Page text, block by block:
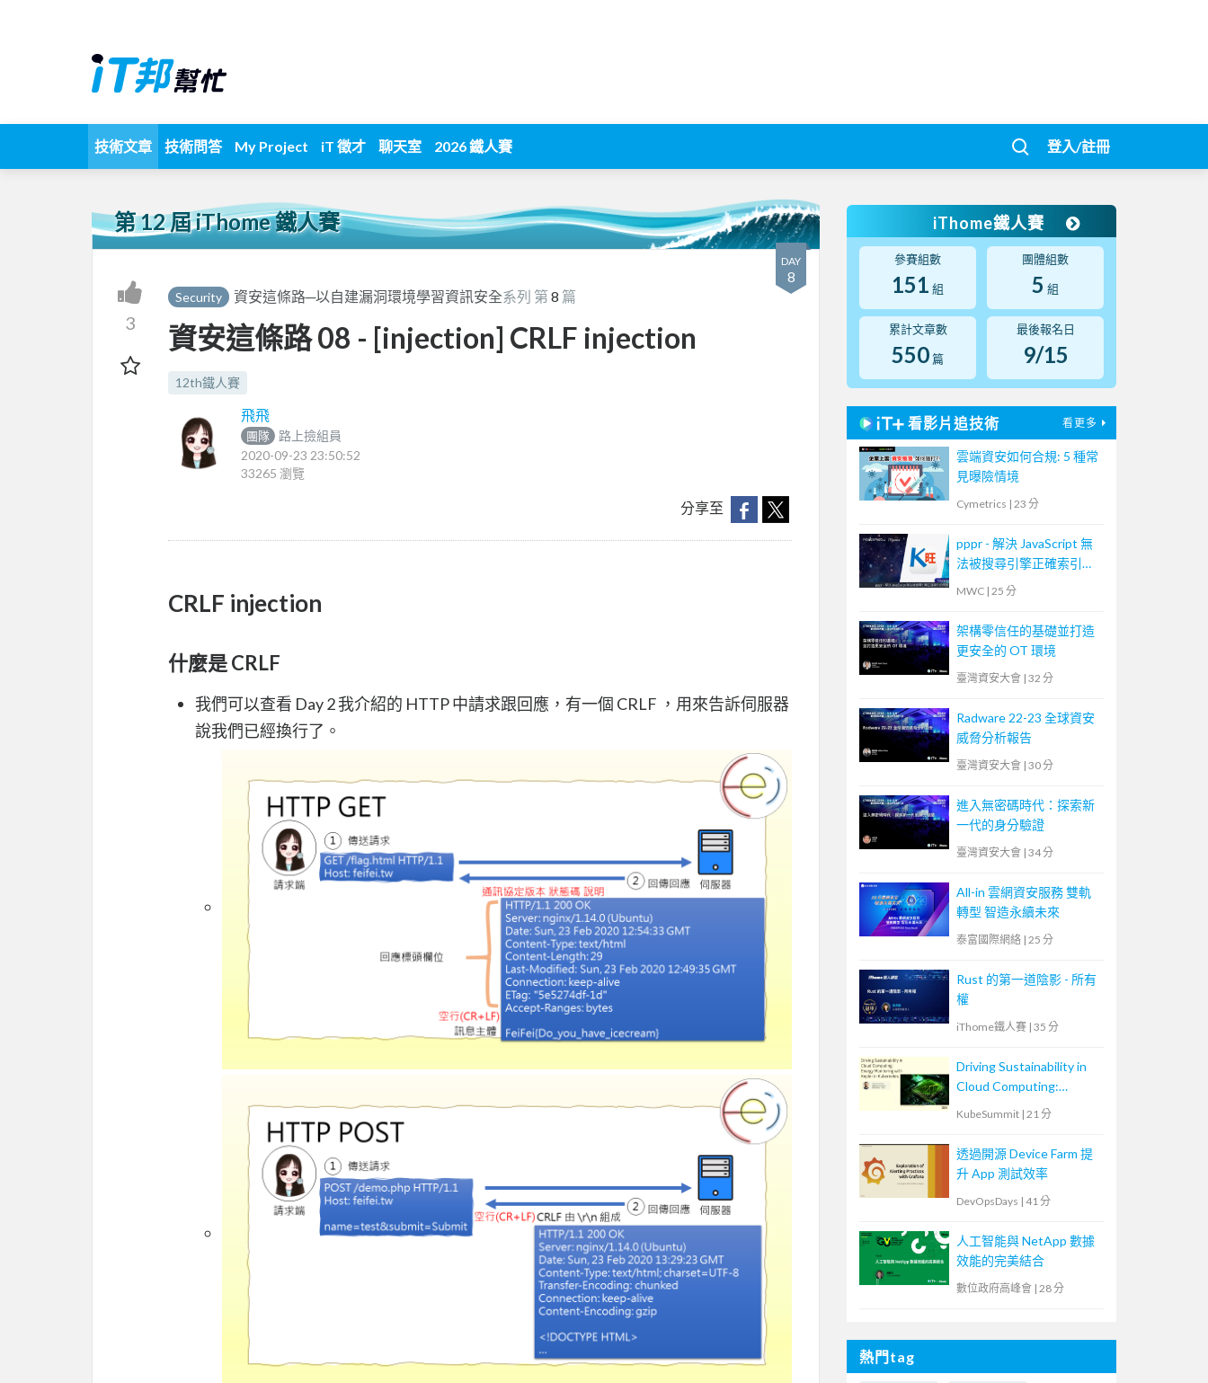
技術文章 技術問答 My Project iT 徵才 聊天室 2026 鐵人賽 登入/註冊
第 12 屆 iThome 鐵人賽
DAY
8
3
Security 資安這條路─以自建漏洞環境學習資訊安全系列 第8 篇
資安這條路 08 - [injection] CRLF injection
12th鐵人賽
飛飛
團隊
路上撿組員
2020-09-23 23:50:52
33265 瀏覽
分享至
CRLF injection
什麼是 CRLF
我們可以查看 Day 2 我介紹的 HTTP 中請求跟回應，有一個 CRLF ，用來告訴伺服器
說我們已經換行了。
iThome鐵人賽
參賽組數
151 組
團體組數
5 組
累計文章數
550 篇
最後報名日
9/15
看影片追技術 看更多
雲端資安如何合規: 5 種常
見曝險情境
Cymetrics | 23 分
pppr - 解決 JavaScript 無
法被搜尋引擎正確索引的
MWC | 25 分
架構零信任的基礎並打造
更安全的 OT 環境
臺灣資安大會 | 32 分
Radware 22-23 全球資安
威脅分析報告
臺灣資安大會 | 30 分
進入無密碼時代：探索新
一代的身分驗證
臺灣資安大會 | 34 分
All-in 雲網資安服務 雙軌
轉型 智造永續未來
泰富國際網絡 | 25 分
Rust 的第一道陰影 - 所有
權
iThome鐵人賽 | 35 分
Driving Sustainability in
Cloud Computing:
Energy Monitoring with
KubeSummit | 21 分
透過開源 Device Farm 提
升 App 測試效率
DevOpsDays | 41 分
人工智能與 NetApp 數據
效能的完美結合
數位政府高峰會 | 28 分
熱門tag